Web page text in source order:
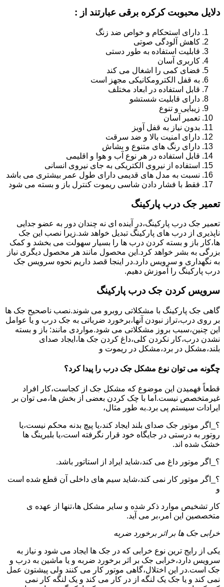
دلایل محبوبت کرکره برقی عبارتند از :
دارای استحکام و خواص ضد زنگ
کاهش آلودگی صوتی
قابلیت استفاده به طور دستی
کاربری آسان
فضای کمی را اشغال می کند
به قفل الکترومکانیکی مجهز است
قابل استفاده در ابعاد مختلف
دارای قابلیت شستشو
زیبایی و تنوع
تعمیر آسان
بدون نیاز به قفل آویز
دارای امنیت بالا و ضد سرقت
دارای رنگ های متنوع و بشاش
قابل استفاده در هر نوع آب و هوا و اقلیمی
استفاده از نیروی الکتریکی به جای نیروی انسانی
نسبت به مدل های قدیمی دارای طول عمر بیشتری می باشد
فقط با فشار دادن شاسی ریموت کنترل باز و بسته می شود
تعمیر جک درب پارکینگ
تعمیر جک درب پارکینگ،در آینده ای نه چندان دور به عضو جدایی
ناپذیری از درب های پارکینگ تبدیل خواهد شد.زیرا نصب این جک
ها،کار باز و بسته کردن درب ها را بسیار سهولت می بخشد و کمک
بزرگی به بشر خواهد کرد.این محصول مانند هر محصول دیگری نیاز
به نگهداری و سرویس دارد.در اینجا قصد داریم نحوه سرویس جک
درب پارکینگ را آموزش دهیم.
سرویس کردن جک درب پارکینگ
گاهی جک پارکینگ با مشکلاتی روبرو می شوند.نصب ناصحیح جک ها
بر روی درب،تراز نبودن آنها،برخورد ضرباتی به جک درب و یا عوامل
این چنین،سبب بروز مشکلاتی می شود.مواردی مانند: باز و بسته
نشدن درب،کار نکردن کلی،داغ کردن جک ها،ایجاد صدای
بلند،مشکل در برد،مشکل در ریموت و
چگونه می توان نوع مشکل جک درب را پیدا کرد؟
قطعاً فهمیدن این موضوع که مشکل جک از کجاست،کار افراد
غیرمتخصص نیست.اما با چک کردن بعضی از بخش ها،می توان بر
ایرادات سیستم پی برد.به طور مثال،
؟_اگر موتور جک صدای بلند ایجاد کند،یا پیچ بدنه محکم نیست،یا
روتور به درستی در جایگاه خود قرار نگرفته است،یا بلبرینگ ها
خشک شده اند.
؟_اگر موتور داغ می کند،شاید ایراد از استاتور باشد.
؟_اگر موتور کار نمی کند،شاید سیم های داخلی آن قطع شده است
و
کار تشخیص موارد ذکر شده و سایر مشکل ها،تنها از عهده ی
متخصصین این امر،بر می آید.
خرابی جک ها بر اثر برخورد ضربه
یکی از رایج ترین نوع خرابی که در جک ها ایجاد می شود و نیاز به
سرویس دارد،خرابی جک بر اثر برخورد ضربه و یا ماشین به درب و
جک است.در این اختلال،گاهی موتور کار می کنند ولی پیشتون عمل
نمی کند و یا جک یک لنگه از در کار می کند و یک لنگه کار نمی